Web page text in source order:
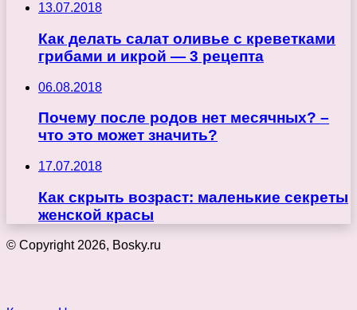
13.07.2018
Как делать салат оливье с креветками
грибами и икрой — 3 рецепта
06.08.2018
Почему после родов нет месячных? –
что это может значить?
17.07.2018
Как скрыть возраст: маленькие секреты
женской красы
© Copyright 2026, Bosky.ru